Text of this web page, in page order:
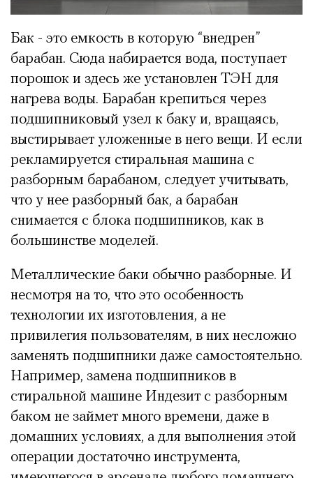
Бак - это емкость в которую “внедрен”
барабан. Сюда набирается вода, поступает
порошок и здесь же установлен ТЭН для
нагрева воды. Барабан крепиться через
подшипниковый узел к баку и, вращаясь,
выстирывает уложенные в него вещи. И если
рекламируется стиральная машина с
разборным барабаном, следует учитывать,
что у нее разборный бак, а барабан
снимается с блока подшипников, как в
большинстве моделей.
Металлические баки обычно разборные. И
несмотря на то, что это особенность
технологии их изготовления, а не
привилегия пользователям, в них несложно
заменять подшипники даже самостоятельно.
Например, замена подшипников в
стиральной машине Индезит с разборным
баком не займет много времени, даже в
домашних условиях, а для выполнения этой
операции достаточно инструмента,